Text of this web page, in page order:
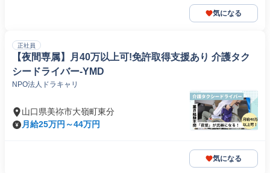
気になる
正社員
【夜間専属】月40万以上可!免許取得支援あり 介護タク
シードライバー-YMD
NPO法人ドラキャリ
山口県美祢市大嶺町東分
月給25万円～44万円
気になる